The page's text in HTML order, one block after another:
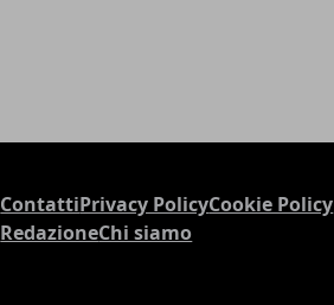
ContattiPrivacy PolicyCookie Policy
RedazioneChi siamo